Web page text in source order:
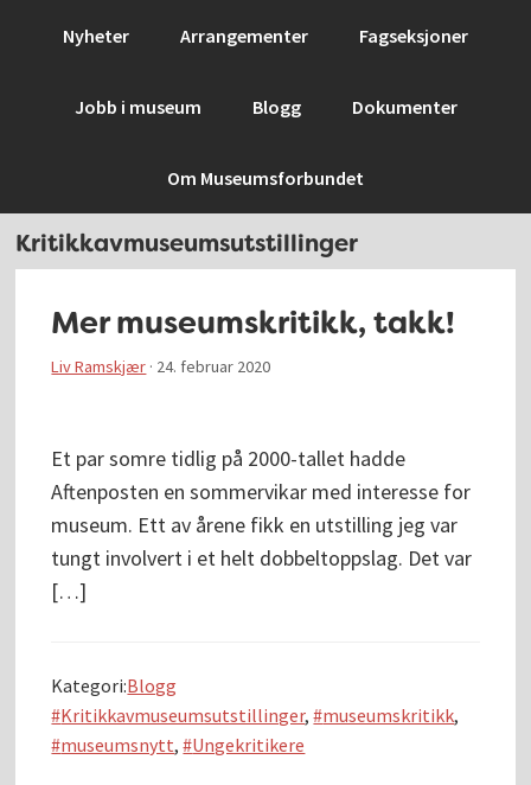
Nyheter Arrangementer Fagseksjoner
Jobb i museum Blogg Dokumenter
Om Museumsforbundet
Kritikkavmuseumsutstillinger
Mer museumskritikk, takk!
Liv Ramskjær · 24. februar 2020
Et par somre tidlig på 2000-tallet hadde
Aftenposten en sommervikar med interesse for
museum. Ett av årene fikk en utstilling jeg var
tungt involvert i et helt dobbeltoppslag. Det var
[…]
Kategori:Blogg
Kritikkavmuseumsutstillinger, museumskritikk,
museumsnytt, Ungekritikere